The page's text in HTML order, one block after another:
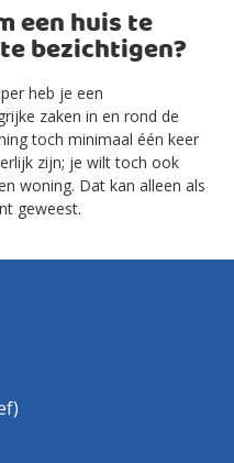
een huis te
bezichtigen?
heb je een
zaken in en rond de
toch minimaal één keer
zijn; je wilt toch ook
woning. Dat kan alleen als
geweest.